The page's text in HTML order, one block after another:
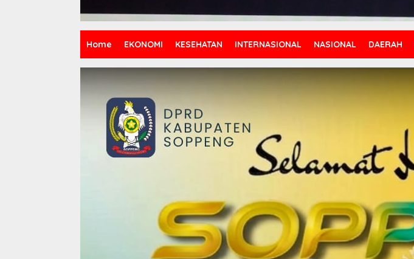
Home EKONOMI KESEHATAN INTERNASIONAL NASIONAL DAERAH